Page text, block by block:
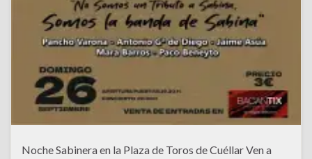
Noche Sabinera en la Plaza de Toros de Cuéllar Ven a